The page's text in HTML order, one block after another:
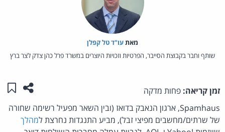
מאת‏עו"ד טל קפלן
שותף וחבר בקבוצת הסייבר, הפרטיות וזכויות היוצרים במשרד פרל כהן צדק לצר ברץ
זמן קריאה: פחות מדקה שתפו
Spamhaus, ארגון הנאבק בדואז (ובין השאר מפעיל רשימה שחורה
של שרתים/מחשבים מפיצי זבל), מביע התנגדות נחרצת למהלך